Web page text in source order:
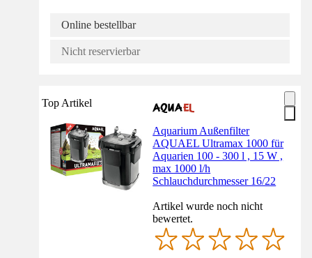
Online bestellbar
Nicht reservierbar
Top Artikel
Aquarium Außenfilter
AQUAEL Ultramax 1000 für
Aquarien 100 - 300 l , 15 W ,
max 1000 l/h
Schlauchdurchmesser 16/22
Artikel wurde noch nicht
bewertet.